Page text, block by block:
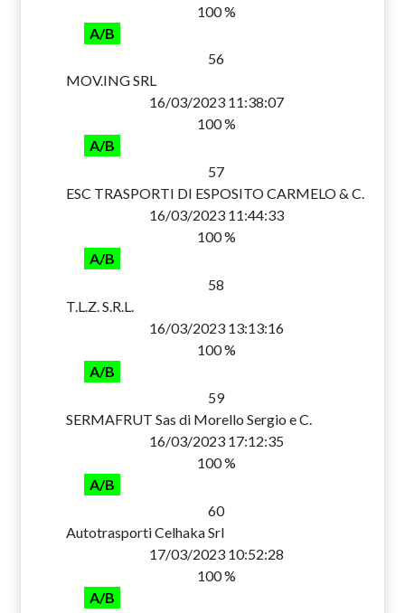
100 %
A/B
56
MOV.ING SRL
16/03/2023 11:38:07
100 %
A/B
57
ESC TRASPORTI DI ESPOSITO CARMELO & C.
16/03/2023 11:44:33
100 %
A/B
58
T.L.Z. S.R.L.
16/03/2023 13:13:16
100 %
A/B
59
SERMAFRUT Sas di Morello Sergio e C.
16/03/2023 17:12:35
100 %
A/B
60
Autotrasporti Celhaka Srl
17/03/2023 10:52:28
100 %
A/B